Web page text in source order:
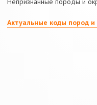
Актуальные коды пород и